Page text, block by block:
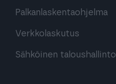
Palkanlaskentaohjelma
Verkkolaskutus
Sähköinen taloushallinto